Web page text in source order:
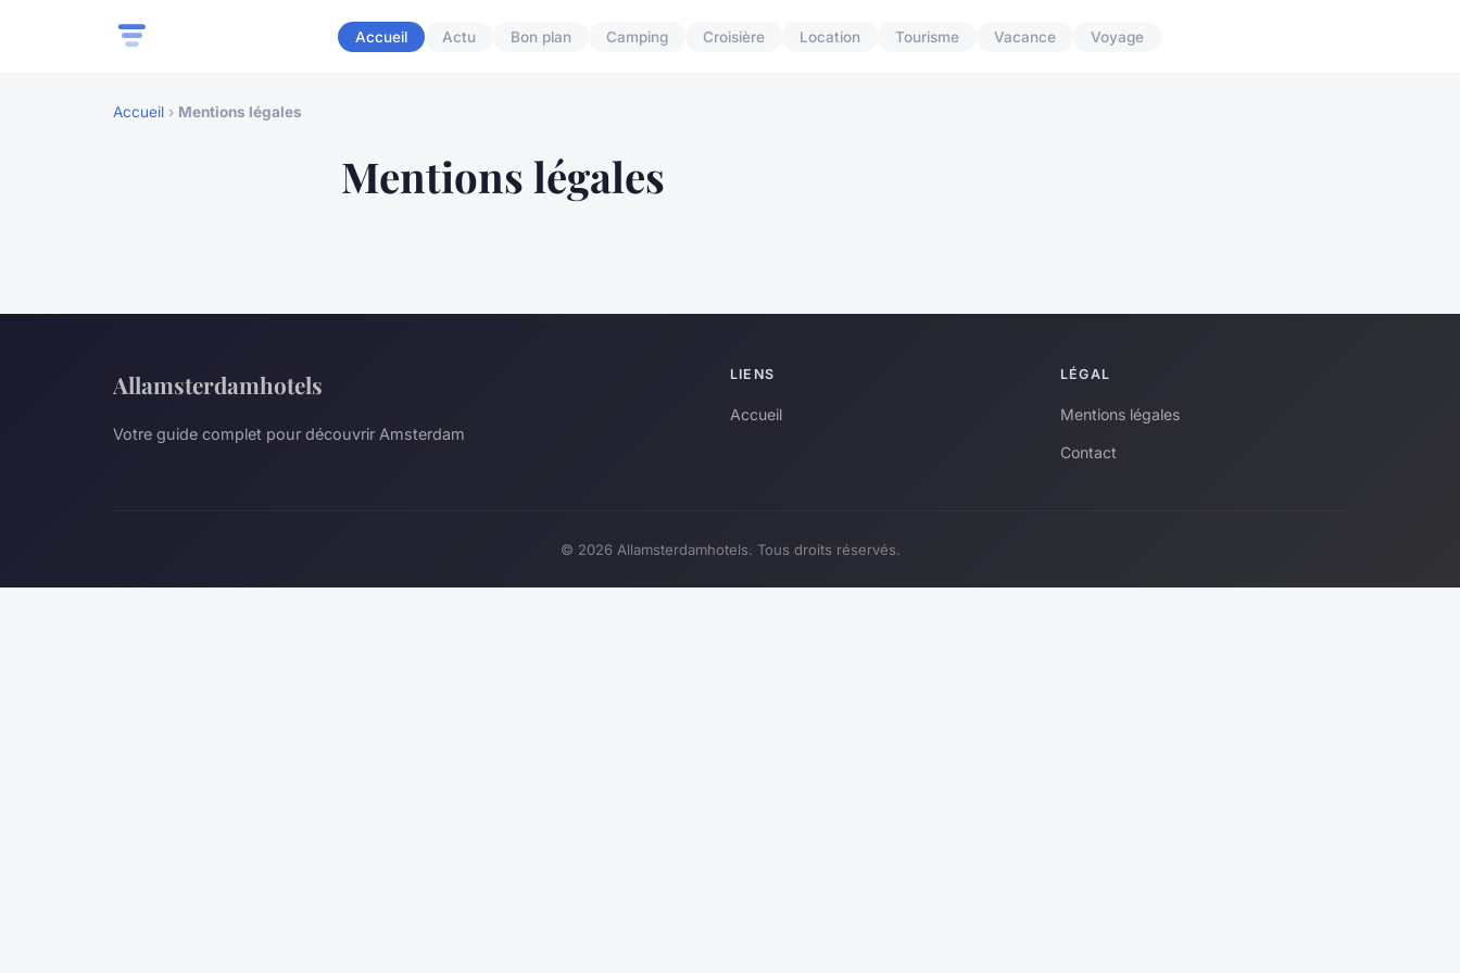
Accueil Actu Bon plan Camping Croisière Location Tourisme Vacance Voyage
Accueil › Mentions légales
Mentions légales
Allamsterdamhotels
Votre guide complet pour découvrir Amsterdam
LIENS
Accueil
LÉGAL
Mentions légales
Contact
© 2026 Allamsterdamhotels. Tous droits réservés.